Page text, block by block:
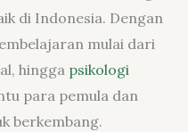
di Indonesia. Dengan
mulai dari
hingga psikologi
para pemula dan
berkembang.